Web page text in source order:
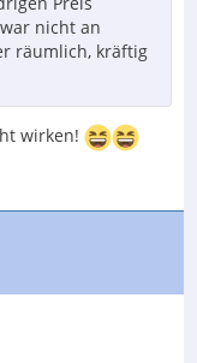
nicht an
räumlich, kräftig
wirken!